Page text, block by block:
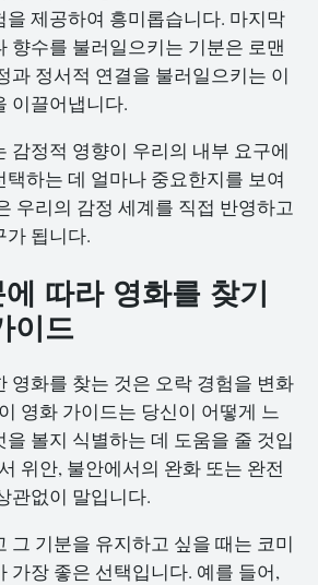
을 제공하여 흥미롭습니다. 마지막
향수를 불러일으키는 기분은 로맨
과 정서적 연결을 불러일으키는 이
이끌어냅니다.
감정적 영향이 우리의 내부 요구에
하는 데 얼마나 중요한지를 보여
우리의 감정 세계를 직접 반영하고
가 됩니다.
따라 영화를 찾기
이드
영화를 찾는 것은 오락 경험을 변화
영화 가이드는 당신이 어떻게 느
볼지 식별하는 데 도움을 줄 것입
위안, 불안에서의 완화 또는 완전
관없이 말입니다.
그 기분을 유지하고 싶을 때는 코미
가장 좋은 선택입니다. 예를 들어,